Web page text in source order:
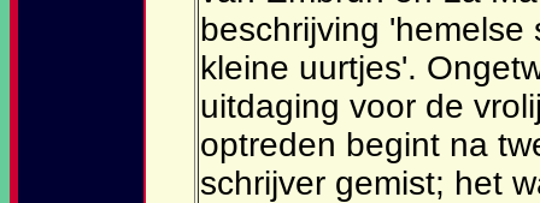
beschrijving
kleine uurtjes'.
uitdaging voor de
optreden begint na
schrijver gemist; het